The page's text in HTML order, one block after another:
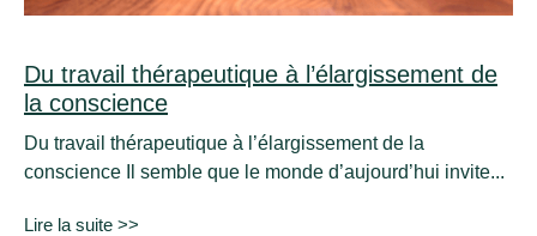
Du travail thérapeutique à l’élargissement de
la conscience
Du travail thérapeutique à l’élargissement de la
conscience Il semble que le monde d’aujourd’hui invite...
Lire la suite >>